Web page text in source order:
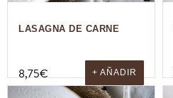
LASAGNA DE CARNE
8,75€ + AÑADIR